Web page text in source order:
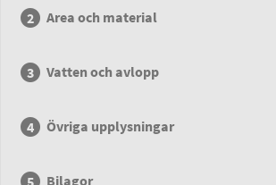
Area och material
Vatten och avlopp
Övriga upplysningar
Bilagor